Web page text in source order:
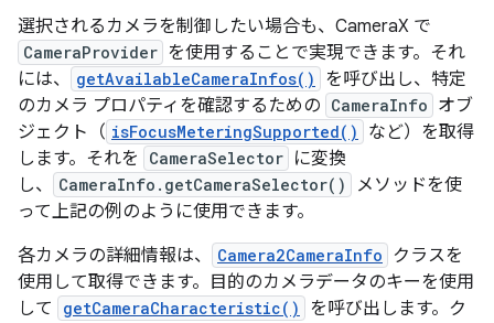
選択されるカメラを制御したい場合も、CameraX で
CameraProvider を使用することで実現できます。それ
には、
getAvailableCameraInfos()
を呼び出し、特定
のカメラ プロパティを確認するための CameraInfo オブ
ジェクト（ isFocusMeteringSupported()
など）を取得
します。それを
CameraSelector に変換
し、
CameraInfo.getCameraSelector()
メソッドを使
って上記の例のように使用できます。
各カメラの詳細情報は、
Camera2CameraInfo
クラスを
使用して取得できます。目的のカメラデータのキーを使用
して
getCameraCharacteristic()
を呼び出します。ク